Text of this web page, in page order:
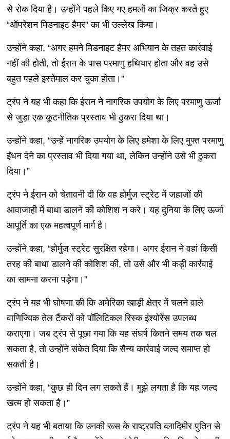
से रोक दिया है। उन्होंने पहले किए गए हमलों का जिक्र करते हुए
“ऑपरेशन मिडनाइट हैमर” का भी उल्लेख किया।
उन्होंने कहा, “अगर हमने मिडनाइट हैमर अभियान के तहत कार्रवाई
नहीं की होती, तो ईरान के पास परमाणु हथियार होता और वह उसे
बहुत पहले इस्तेमाल कर चुका होता।”
ट्रंप ने यह भी कहा कि ईरान ने नागरिक उपयोग के लिए परमाणु ऊर्जा
से जुड़ा एक कूटनीतिक प्रस्ताव भी ठुकरा दिया था।
उन्होंने कहा, “उन्हें नागरिक उपयोग के लिए हमेशा के लिए मुफ्त परमाणु
ईंधन देने का प्रस्ताव भी दिया गया था, लेकिन उन्होंने उसे भी ठुकरा
दिया।”
ट्रंप ने ईरान को चेतावनी दी कि वह होर्मुज स्ट्रेट में जहाजों की
आवाजाही में बाधा डालने की कोशिश न करे। यह दुनिया के लिए ऊर्जा
आपूर्ति का एक महत्वपूर्ण मार्ग है।
उन्होंने कहा, “होर्मुज स्ट्रेट सुरक्षित रहेगा। अगर ईरान ने वहां किसी
तरह की बाधा डालने की कोशिश की, तो उसे और भी कड़ी कार्रवाई
का सामना करना पड़ेगा।”
ट्रंप ने यह भी घोषणा की कि अमेरिका खाड़ी क्षेत्र में चलने वाले
वाणिज्यिक तेल टैंकरों को पॉलिटिकल रिस्क इंश्योरेंस उपलब्ध
कराएगा। जब ट्रंप से पूछा गया कि यह संघर्ष कितने समय तक चल
सकता है, तो उन्होंने संकेत दिया कि सैन्य कार्रवाई जल्द समाप्त हो
सकती है।
उन्होंने कहा, “कुछ ही दिन लग सकते हैं। मुझे लगता है कि यह जल्द
खत्म हो सकता है।”
ट्रंप ने यह भी बताया कि उनकी रूस के राष्ट्रपति व्लादिमीर पुतिन से